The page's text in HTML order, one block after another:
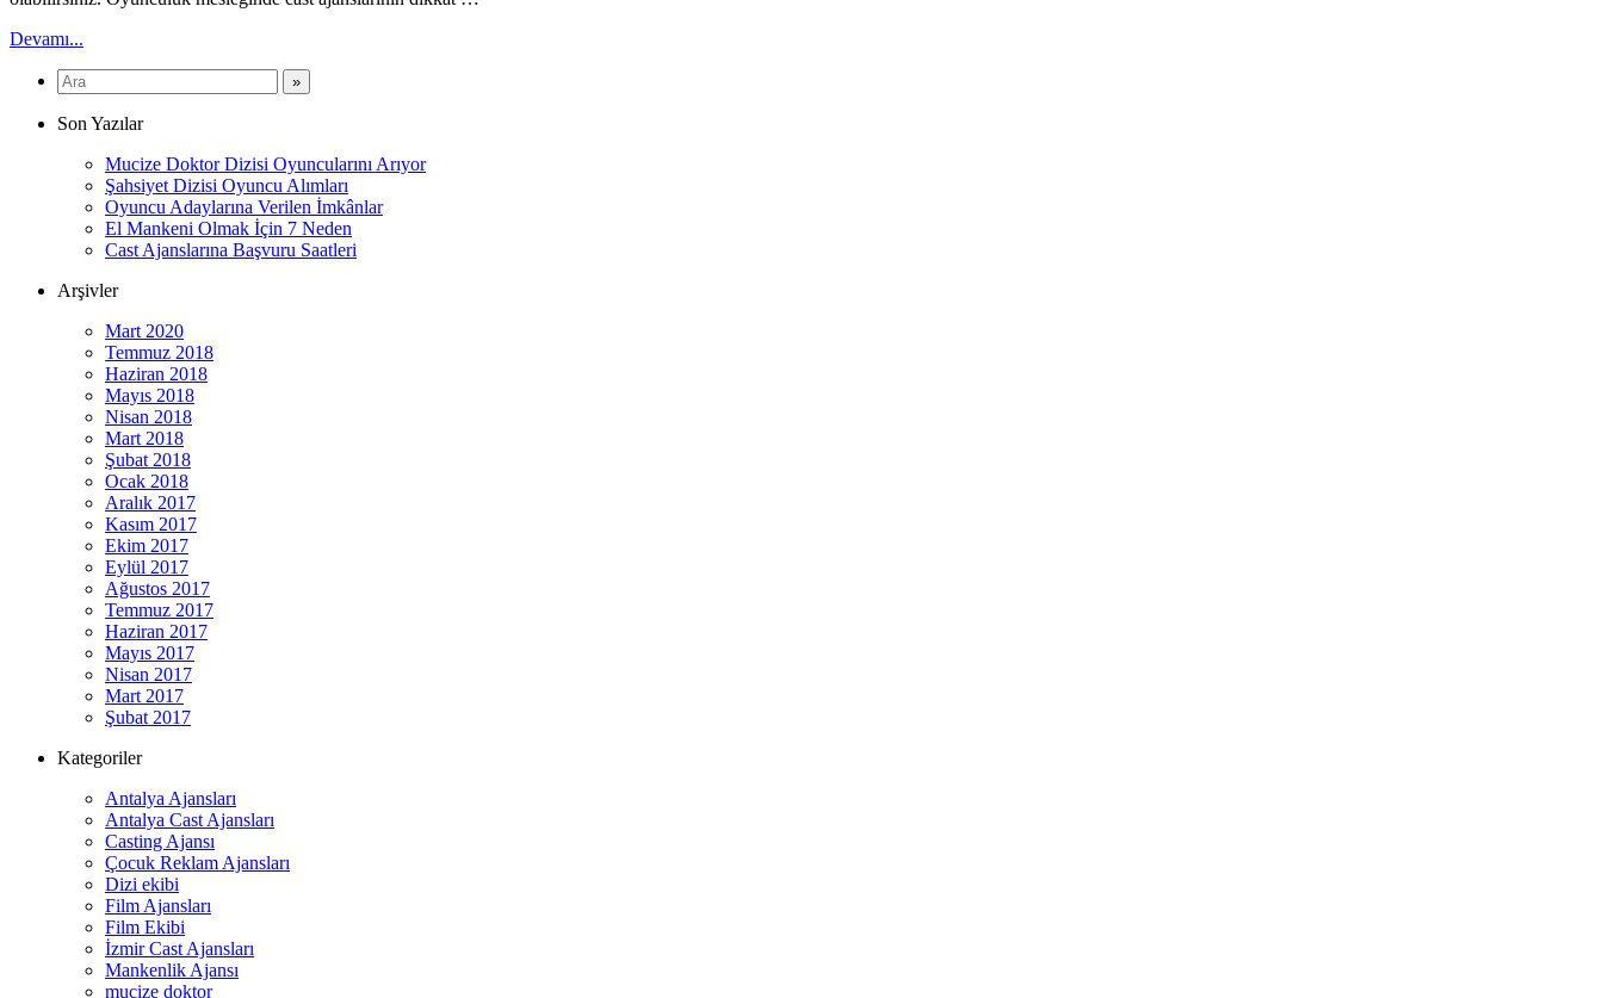
Devamı...
Son Yazılar
Mucize Doktor Dizisi Oyuncularını Arıyor
Şahsiyet Dizisi Oyuncu Alımları
Oyuncu Adaylarına Verilen İmkânlar
El Mankeni Olmak İçin 7 Neden
Cast Ajanslarına Başvuru Saatleri
Arşivler
Mart 2020
Temmuz 2018
Haziran 2018
Mayıs 2018
Nisan 2018
Mart 2018
Şubat 2018
Ocak 2018
Aralık 2017
Kasım 2017
Ekim 2017
Eylül 2017
Ağustos 2017
Temmuz 2017
Haziran 2017
Mayıs 2017
Nisan 2017
Mart 2017
Şubat 2017
Kategoriler
Antalya Ajansları
Antalya Cast Ajansları
Casting Ajansı
Çocuk Reklam Ajansları
Dizi ekibi
Film Ajansları
Film Ekibi
İzmir Cast Ajansları
Mankenlik Ajansı
mucize doktor